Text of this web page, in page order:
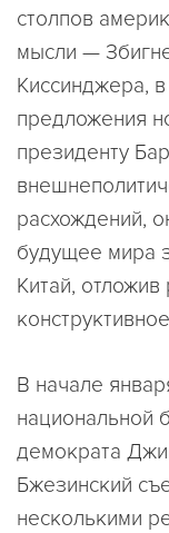
столпов
мысли —
Киссинджера,
предложения
президенту
расхождений,
будущее мира
Китай, отложив
В начале
национальной
демократа
Бжезинский
несколькими